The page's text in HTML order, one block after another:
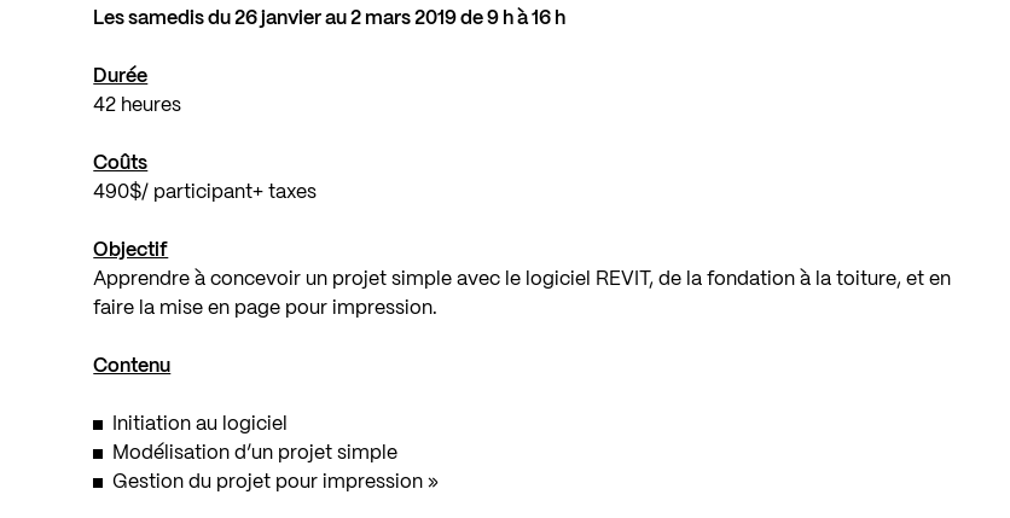
Les samedis du 26 janvier au 2 mars 2019 de 9 h à 16 h
Durée
42 heures
Coûts
490$/ participant+ taxes
Objectif
Apprendre à concevoir un projet simple avec le logiciel REVIT, de la fondation à la toiture, et en
faire la mise en page pour impression.
Contenu
Initiation au logiciel
Modélisation d’un projet simple
Gestion du projet pour impression »